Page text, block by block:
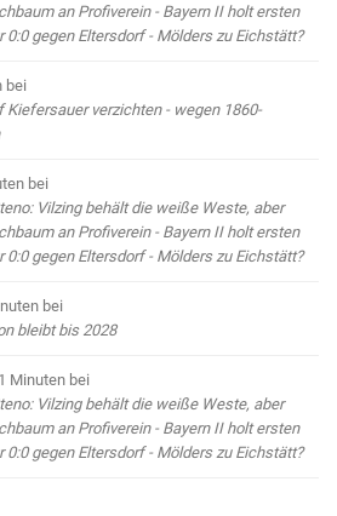
an Profiverein - Bayern II holt ersten
0:0 gegen Eltersdorf - Mölders zu Eichstätt?
bei
Kiefersauer verzichten - wegen 1860-
bei
Vilzing behält die weiße Weste, aber
an Profiverein - Bayern II holt ersten
0:0 gegen Eltersdorf - Mölders zu Eichstätt?
bei
bleibt bis 2028
Minuten bei
Vilzing behält die weiße Weste, aber
an Profiverein - Bayern II holt ersten
0:0 gegen Eltersdorf - Mölders zu Eichstätt?